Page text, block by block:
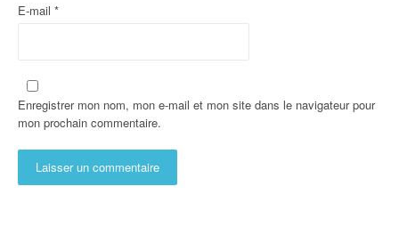
E-mail *
Enregistrer mon nom, mon e-mail et mon site dans le navigateur pour
mon prochain commentaire.